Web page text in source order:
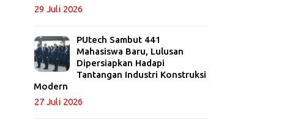
29 Juli 2026
PUtech Sambut 441
Mahasiswa Baru, Lulusan
Dipersiapkan Hadapi
Tantangan Industri Konstruksi
Modern
27 Juli 2026